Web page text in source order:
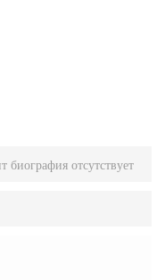
биография отсутствует